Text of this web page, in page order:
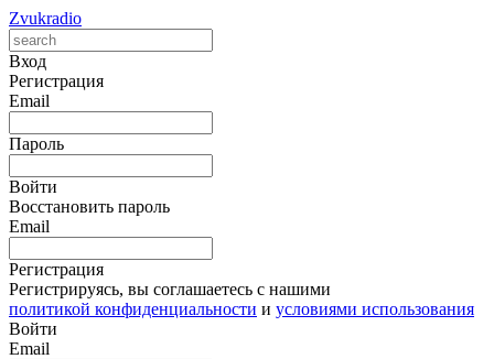
Zvukradio
Вход
Регистрация
Email
Пароль
Войти
Восстановить пароль
Email
Регистрация
Регистрируясь, вы соглашаетесь с нашими
политикой конфиденциальности и условиями использования
Войти
Email